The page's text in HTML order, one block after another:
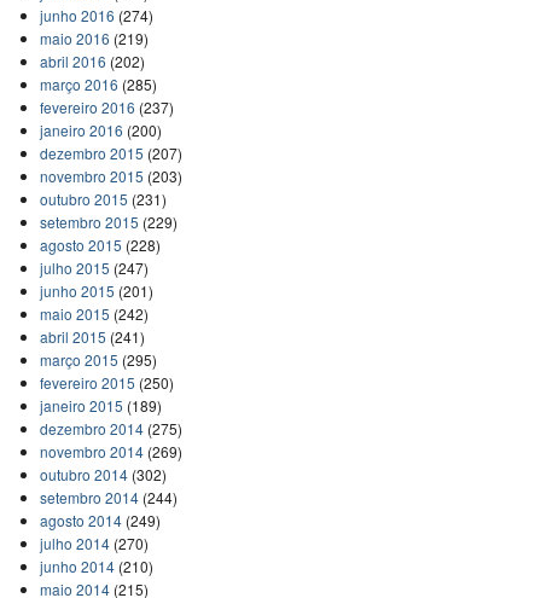
junho 2016 (274)
maio 2016 (219)
abril 2016 (202)
março 2016 (285)
fevereiro 2016 (237)
janeiro 2016 (200)
dezembro 2015 (207)
novembro 2015 (203)
outubro 2015 (231)
setembro 2015 (229)
agosto 2015 (228)
julho 2015 (247)
junho 2015 (201)
maio 2015 (242)
abril 2015 (241)
março 2015 (295)
fevereiro 2015 (250)
janeiro 2015 (189)
dezembro 2014(275)
novembro 2014(269)
outubro 2014(302)
setembro 2014(244)
agosto 2014(249)
julho 2014(270)
junho 2014(210)
maio 2014(215)